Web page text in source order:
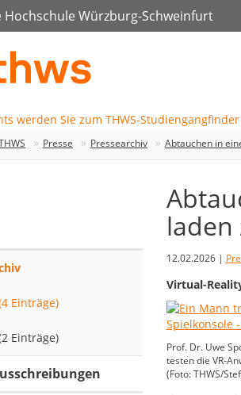
Hochschule Würzburg-Schweinfurt
Presse Pressearchiv Abtauchen in
laden
12.02.2026 |
Virtual-
Prof. Dr. Uwe
testen die VR-
(Foto: THWS/
Einträge)
Einträge)